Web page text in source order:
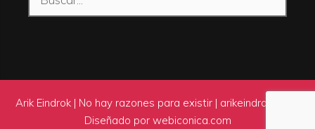
Arik Eindrok | No hay razones para existir | arikeindrok.com
Diseñado por webiconica.com